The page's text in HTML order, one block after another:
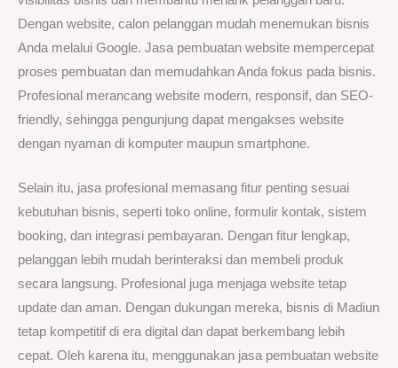
Dengan website, calon pelanggan mudah menemukan bisnis
Anda melalui Google. Jasa pembuatan website mempercepat
proses pembuatan dan memudahkan Anda fokus pada bisnis.
Profesional merancang website modern, responsif, dan SEO-
friendly, sehingga pengunjung dapat mengakses website
dengan nyaman di komputer maupun smartphone.
Selain itu, jasa profesional memasang fitur penting sesuai
kebutuhan bisnis, seperti toko online, formulir kontak, sistem
booking, dan integrasi pembayaran. Dengan fitur lengkap,
pelanggan lebih mudah berinteraksi dan membeli produk
secara langsung. Profesional juga menjaga website tetap
update dan aman. Dengan dukungan mereka, bisnis di Madiun
tetap kompetitif di era digital dan dapat berkembang lebih
cepat. Oleh karena itu, menggunakan jasa pembuatan website